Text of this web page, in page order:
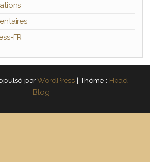
FR
parWordPress | Thème : Head
Blog